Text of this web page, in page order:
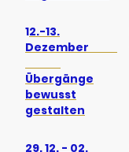
12.-13.
Dezember
Übergänge
bewusst
gestalten
29. 12. - 02.